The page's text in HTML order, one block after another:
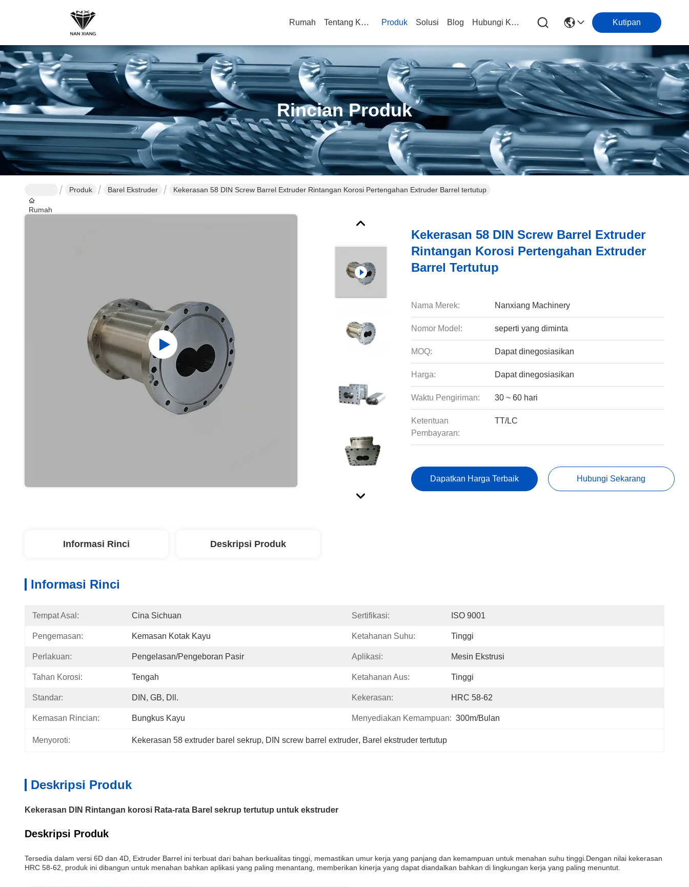
Rumah Tentang Kami Produk Solusi Blog Hubungi Kami Kutipan
Rincian Produk
Rumah
Produk Barel Ekstruder Kekerasan 58 DIN Screw Barrel Extruder Rintangan Korosi Pertengahan Extruder Barrel tertutup
Kekerasan 58 DIN Screw Barrel Extruder
Rintangan Korosi Pertengahan Extruder
Barrel Tertutup
Nama Merek: Nanxiang Machinery
Nomor Model: seperti yang diminta
MOQ: Dapat dinegosiasikan
Harga: Dapat dinegosiasikan
Waktu Pengiriman: 30 ~ 60 hari
Ketentuan
Pembayaran:
TT/LC
Dapatkan Harga Terbaik Hubungi Sekarang
Informasi Rinci Deskripsi Produk
Informasi Rinci
Tempat Asal: Cina Sichuan Sertifikasi: ISO 9001
Pengemasan: Kemasan Kotak Kayu Ketahanan Suhu: Tinggi
Perlakuan: Pengelasan/Pengeboran Pasir Aplikasi: Mesin Ekstrusi
Tahan Korosi: Tengah Ketahanan Aus: Tinggi
Standar: DIN, GB, Dll. Kekerasan: HRC 58-62
Kemasan Rincian: Bungkus Kayu Menyediakan Kemampuan: 300m/Bulan
Menyoroti: Kekerasan 58 extruder barel sekrup, DIN screw barrel extruder, Barel ekstruder tertutup
Deskripsi Produk
Kekerasan DIN Rintangan korosi Rata-rata Barel sekrup tertutup untuk ekstruder
Deskripsi Produk
Tersedia dalam versi 6D dan 4D, Extruder Barrel ini terbuat dari bahan berkualitas tinggi, memastikan umur kerja yang panjang dan kemampuan untuk menahan suhu tinggi.Dengan nilai kekerasan
HRC 58-62, produk ini dibangun untuk menahan bahkan aplikasi yang paling menantang, memberikan kinerja yang dapat diandalkan bahkan di lingkungan kerja yang paling menuntut.